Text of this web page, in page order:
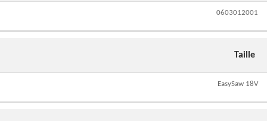
0603012001
Taille
EasySaw 18V